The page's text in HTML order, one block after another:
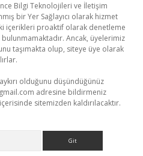
Bilgi Teknolojileri ve İletişim
bir Yer Sağlayıcı olarak hizmet
içerikleri proaktif olarak denetleme
Ancak, üyelerimiz
taşımakta olup, siteye üye olarak
olduğunu düşündüğünüz
adresine bildirmeniz
sitemizden kaldırılacaktır.